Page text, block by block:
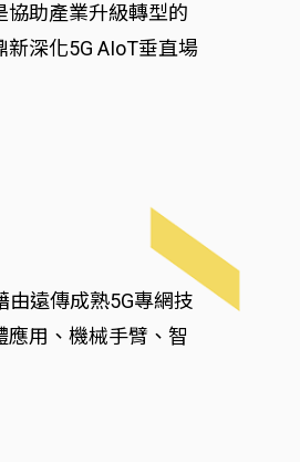
協助產業升級轉型的
深化5G AIoT垂直場
由遠傳成熟5G專網技
用、機械手臂、智